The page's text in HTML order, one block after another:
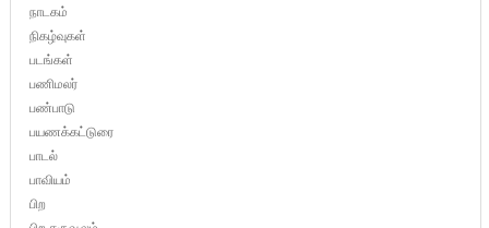
நாடகம்
நிகழ்வுகள்
படங்கள்
பணிமலர்
பண்பாடு
பயணக்கட்டுரை
பாடல்
பாவியம்
பிற